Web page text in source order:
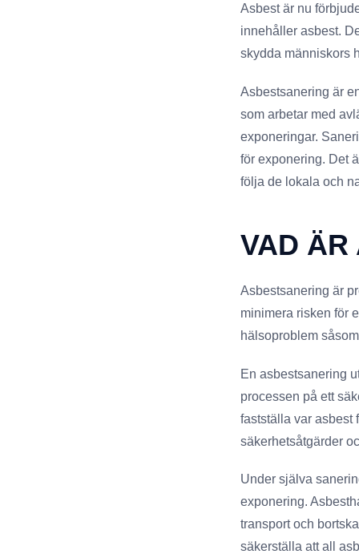
Asbest är nu
innehåller asbest.
skydda människors
Asbestsanering är
som arbetar med
exponeringar.
för exponering. Det
följa de lokala och
VAD ÄR
Asbestsanering är
minimera risken för
hälsoproblem
En asbestsanering
processen på ett
fastställa var asbest
säkerhetsåtgärder
Under själva
exponering.
transport och
säkerställa att all